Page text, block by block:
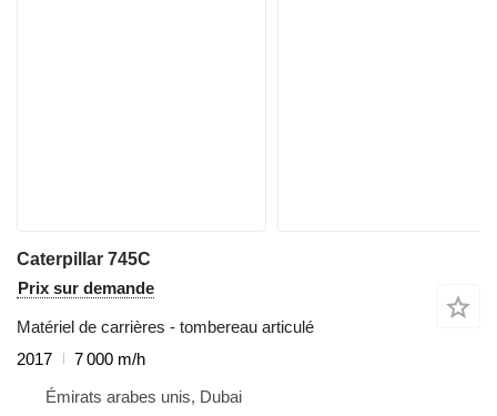
Caterpillar 745C
Prix sur demande
Matériel de carrières - tombereau articulé
2017
7 000 m/h
Émirats arabes unis, Dubai